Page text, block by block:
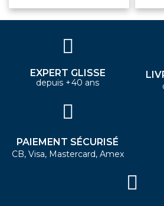
EXPERT GLISSE
depuis +40 ans
PAIEMENT SÉCURISÉ
CB, Visa, Mastercard, Amex